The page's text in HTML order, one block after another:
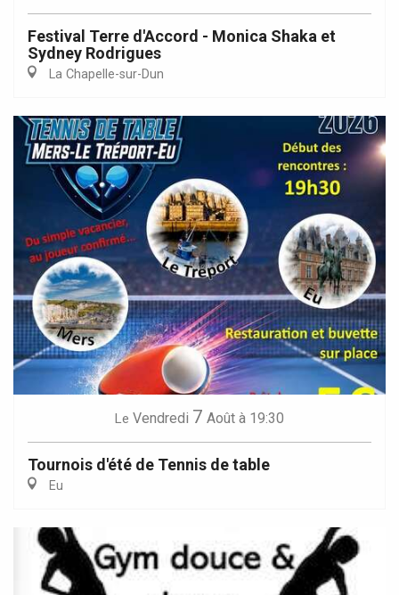
Festival Terre d'Accord - Monica Shaka et
Sydney Rodrigues
La Chapelle-sur-Dun
Le Vendredi 7 Août à 19:30
Tournois d'été de Tennis de table
Eu